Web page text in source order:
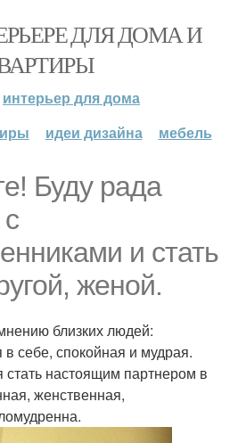
ДЛЯ ДОМА И
интерьер для дома
идеи дизайна мебель
Буду рада
и стать
женой.
близких людей:
себе, спокойная и мудрая.
стать настоящим партнером в
женственная,